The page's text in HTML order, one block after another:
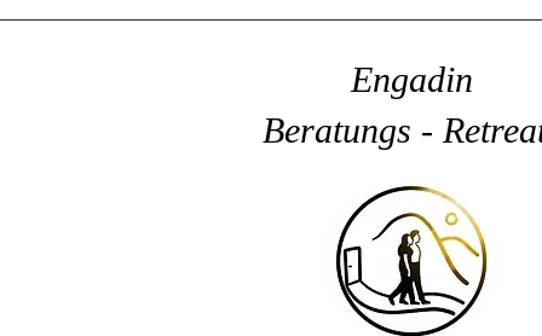
Engadin
Beratungs -